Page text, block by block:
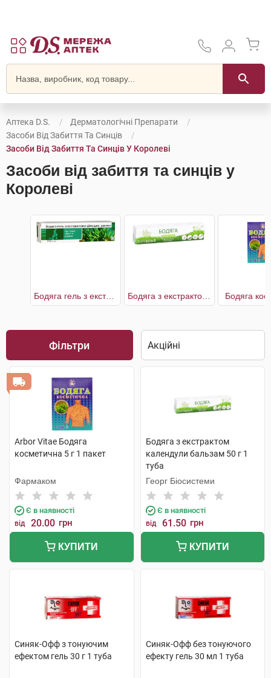
Аптека D.S.
Дерматологічні Препарати
Засоби Від Забиття Та Синців
Засоби Від Забиття Та Синців У Королеві
Засоби від забиття та синців у
Королеві
Бодяга гель з екстрактами цілющих рослин Бодяга
Фільтри
Arbor Vitae Бодяга
косметична 5 г 1 пакет
Фармаком
Є в наявності
від 20.00 грн
КУПИТИ
Бодяга з екстрактом
календули бальзам 50 г 1
туба
Георг Біосистеми
Є в наявності
від 61.50 грн
КУПИТИ
Синяк-Офф з тонуючим
ефектом гель 30 г 1 туба
Синяк-Офф без тонуючого
ефекту гель 30 мл 1 туба